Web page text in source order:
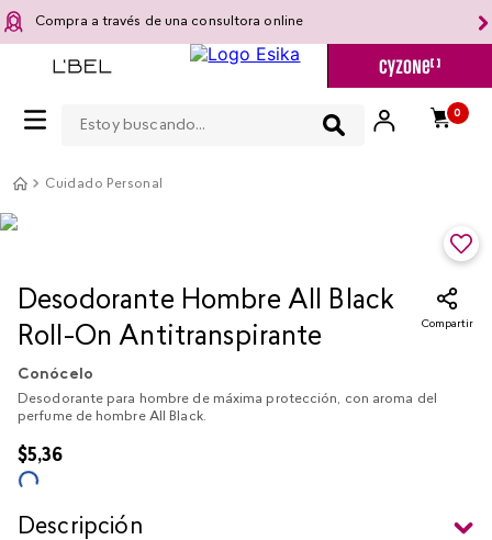
Compra a través de una consultora online
0
Cuidado Personal
Desodorante Hombre All Black
Roll-On Antitranspirante
Compartir
Conócelo
Desodorante para hombre de máxima protección, con aroma del
perfume de hombre All Black.
$5,36
Descripción